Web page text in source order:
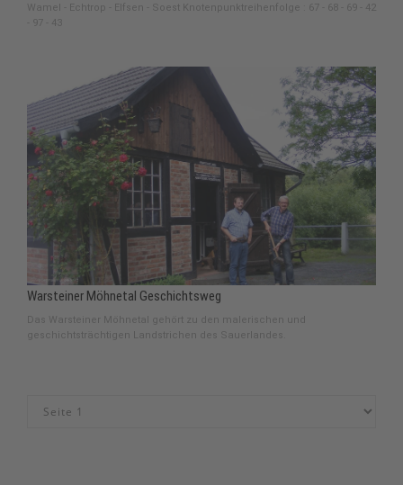
Wamel - Echtrop - Elfsen - Soest Knotenpunktreihenfolge : 67 - 68 - 69 - 42
- 97 - 43
Warsteiner Möhnetal Geschichtsweg
Das Warsteiner Möhnetal gehört zu den malerischen und
geschichtsträchtigen Landstrichen des Sauerlandes.